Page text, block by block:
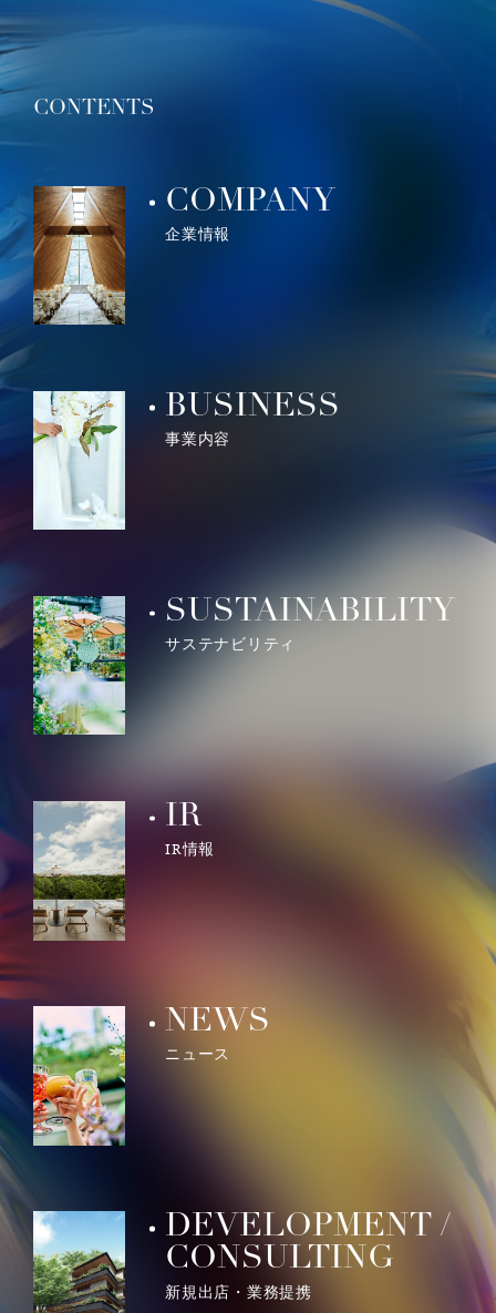
CONTENTS
COMPANY
企業情報
BUSINESS
事業内容
SUSTAINABILITY
サステナビリティ
IR
IR情報
NEWS
ニュース
DEVELOPMENT /
CONSULTING
新規出店・業務提携